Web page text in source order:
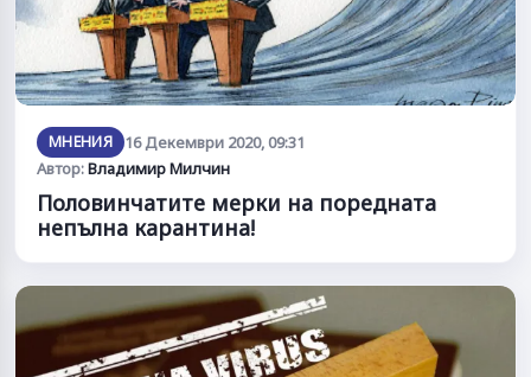
МНЕНИЯ
16 Декември 2020, 09:31
Автор:Владимир Милчин
Половинчатите мерки на поредната
непълна карантина!